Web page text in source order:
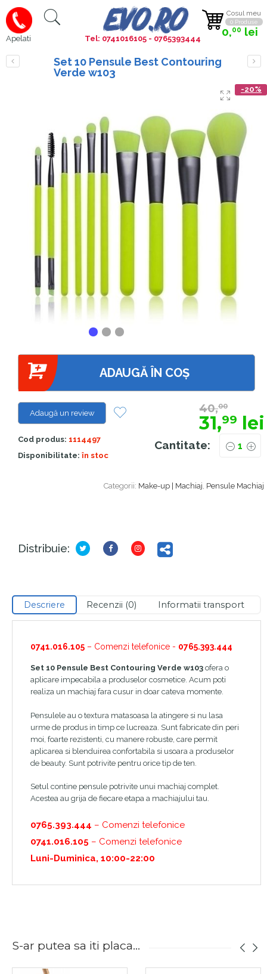
Apelati
Cosul meu
0 Produse
0,00 lei
Tel: 0741016105 - 0765393444
Set 10 Pensule Best Contouring
Verde w103
-20%
Categorii: Make-up | Machiaj, Pensule Machiaj
ADAUGĂ ÎN COȘ
Cantitate:
Adaugă un review
Cod produs: 1114497
Disponibilitate: în stoc
40,00
31,99 lei
Distribuie:
Descriere Recenzii (0) Informatii transport
0741.016.105 – Comenzi telefonice - 0765.393.444
Set 10 Pensule Best Contouring Verde w103 ofera o
aplicare impecabila a produselor cosmetice. Acum poti
realiza un machiaj fara cusur in doar cateva momente.
Pensulele au o textura matasoasa la atingere si nu lasa
urme de produs in timp ce lucreaza. Sunt fabricate din peri
moi, foarte rezistenti, cu manere robuste, care permit
aplicarea si blenduirea confortabila si usoara a produselor
de beauty. Sunt potrivite pentru orice tip de ten.
Setul contine pensule potrivite unui machiaj complet.
Acestea au grija de fiecare etapa a machiajului tau.
0765.393.444 – Comenzi telefonice
0741.016.105 – Comenzi telefonice
Luni-Duminica, 10:00-22:00
S-ar putea sa iti placa...